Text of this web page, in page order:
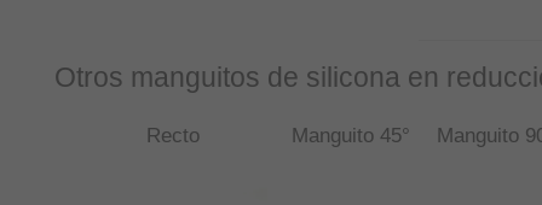
Otros manguitos de silicona en
Recto Manguito 45° Manguito